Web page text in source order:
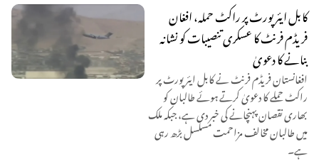
کابل ایئرپورٹ پر راکٹ حملہ، افغان
فریڈم فرنٹ کا عسکری تنصیبات کو نشانہ
بنانے کا دعویٰ
افغانستان فریڈم فرنٹ نے کابل ایئرپورٹ پر
راکٹ حملے کا دعویٰ کرتے ہوئے طالبان کو
بھاری نقصان پہنچانے کی خبر دی ہے، جبکہ ملک
میں طالبان مخالف مزاحمت مسلسل بڑھ رہی
ہے۔